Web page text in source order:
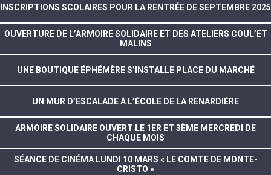
INSCRIPTIONS SCOLAIRES POUR LA RENTRÉE DE SEPTEMBRE 2025
OUVERTURE DE L’ARMOIRE SOLIDAIRE ET DES ATELIERS COUL’ET
MALINS
UNE BOUTIQUE ÉPHÉMÈRE S’INSTALLE PLACE DU MARCHÉ
UN MUR D’ESCALADE À L’ÉCOLE DE LA RENARDIÈRE
ARMOIRE SOLIDAIRE OUVERT LE 1ER ET 3ÈME MERCREDI DE
CHAQUE MOIS
SÉANCE DE CINÉMA LUNDI 10 MARS « LE COMTE DE MONTE-
CRISTO »